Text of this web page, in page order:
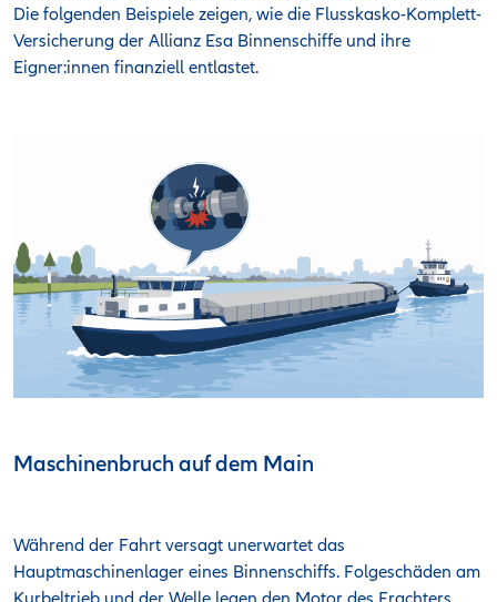
Die folgenden Beispiele zeigen, wie die Flusskasko-Komplett-
Versicherung der Allianz Esa Binnenschiffe und ihre
Eigner:innen finanziell entlastet.
Maschinenbruch auf dem Main
Während der Fahrt versagt unerwartet das
Hauptmaschinenlager eines Binnenschiffs. Folgeschäden am